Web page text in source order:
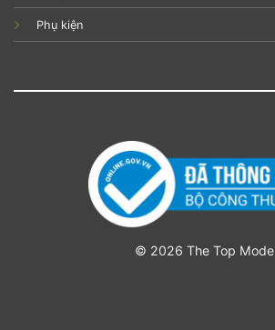
Phụ kiện
© 2026 The Top Mode